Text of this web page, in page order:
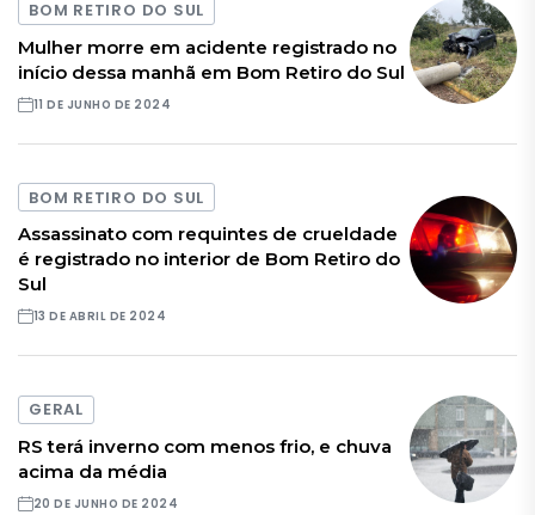
BOM RETIRO DO SUL
Mulher morre em acidente registrado no
início dessa manhã em Bom Retiro do Sul
11 DE JUNHO DE 2024
BOM RETIRO DO SUL
Assassinato com requintes de crueldade
é registrado no interior de Bom Retiro do
Sul
13 DE ABRIL DE 2024
GERAL
RS terá inverno com menos frio, e chuva
acima da média
20 DE JUNHO DE 2024